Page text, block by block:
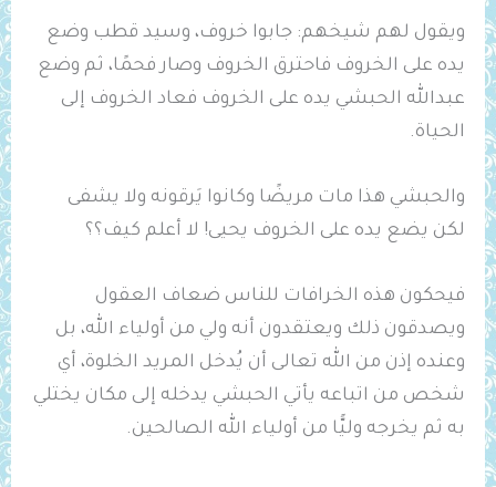
ويقول لهم شيخهم: جابوا خروف، وسيد قطب وضع
يده على الخروف فاحترق الخروف وصار فحمًا، ثم وضع
عبدالله الحبشي يده على الخروف فعاد الخروف إلى
الحياة.
والحبشي هذا مات مريضًا وكانوا يَرقونه ولا يشفى
لكن يضع يده على الخروف يحيى! لا أعلم كيف؟؟
فيحكون هذه الخرافات للناس ضعاف العقول
ويصدقون ذلك ويعتقدون أنه ولي من أولياء الله، بل
وعنده إذن من الله تعالى أن يُدخل المريد الخلوة، أي
شخص من اتباعه يأتي الحبشي يدخله إلى مكان يختلي
به ثم يخرجه وليًّا من أولياء الله الصالحين.